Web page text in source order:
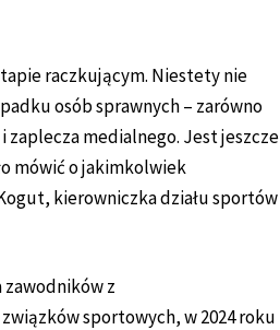
raczkującym. Niestety nie
osób sprawnych – zarówno
medialnego. Jest jeszcze
mówić o jakimkolwiek
kierowniczka działu sportów
zawodników z
sportowych, w 2024 roku